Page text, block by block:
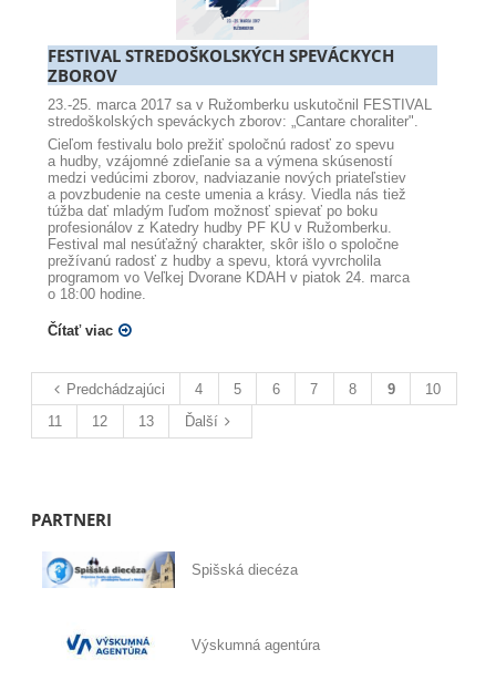
FESTIVAL STREDOŠKOLSKÝCH SPEVÁCKYCH
ZBOROV
23.-25. marca 2017 sa v Ružomberku uskutočnil FESTIVAL
stredoškolských speváckych zborov: „Cantare choraliter".
Cieľom festivalu bolo prežiť spoločnú radosť zo spevu
a hudby, vzájomné zdieľanie sa a výmena skúseností
medzi vedúcimi zborov, nadviazanie nových priateľstiev
a povzbudenie na ceste umenia a krásy. Viedla nás tiež
túžba dať mladým ľuďom možnosť spievať po boku
profesionálov z Katedry hudby PF KU v Ružomberku.
Festival mal nesúťažný charakter, skôr išlo o spoločne
prežívanú radosť z hudby a spevu, ktorá vyvrcholila
programom vo Veľkej Dvorane KDAH v piatok 24. marca
o 18:00 hodine.
Čítať viac
Predchádzajúci 4 5 6 7 8 9
10
11
12 13 Ďalší
PARTNERI
Spišská diecéza
Výskumná agentúra